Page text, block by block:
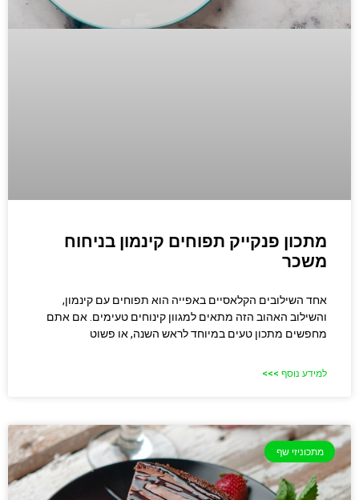
מתכון פנקייק תפוחים קינמון בניחוח
משכר
אחד השילובים הקלאסיים באפייה הוא תפוחים עם קינמון,
והשילוב האהוב הזה מתאים למגוון קינוחים טעימים. אם אתם
מחפשים מתכון טעים במיוחד לראש השנה, או פשוט
למידע נוסף >>>
מתכוניזי שף